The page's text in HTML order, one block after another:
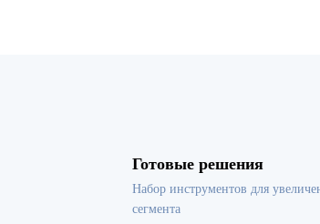
Готовые решения
Набор инструментов для
сегмента